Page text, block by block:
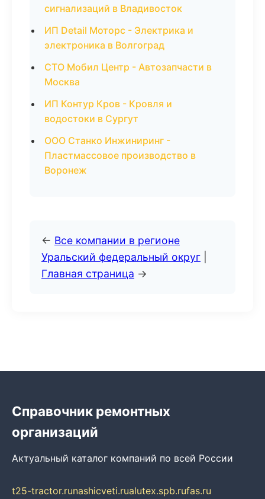
сигнализаций в Владивосток
ИП Detail Моторс - Электрика и
электроника в Волгоград
СТО Мобил Центр - Автозапчасти в
Москва
ИП Контур Кров - Кровля и
водостоки в Сургут
ООО Станко Инжиниринг -
Пластмассовое производство в
Воронеж
← Все компании в регионе
Уральский федеральный округ
Главная страница →
Справочник ремонтных
организаций
Актуальный каталог компаний по всей России
t25-tractor.runashicveti.rualutex.spb.rufas.ru